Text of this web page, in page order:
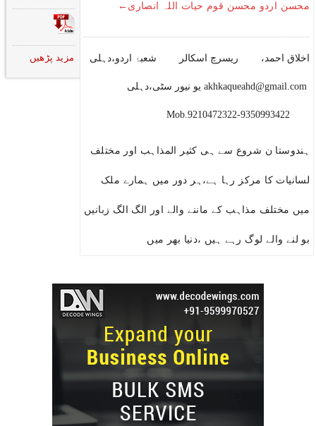
محسن اردو محسن قوم حیات اللہ انصاری←
یو نیور سٹی،دہلی akhkaqueahd@gmail.com
Mob.9210472322-9350993422
ہندوستا ن شروع سے ہی کثیر المذاہب اور مختلف
لسانیات کا مرکز رہا ہے،ہر دور میں ہمارے ملک
میں مختلف مذاہب کے ماننے والے اور الگ الگ زبانیں
بو لنے والے لوگ رہے ہیں ،دنیا بھر میں
مزید پڑھیں